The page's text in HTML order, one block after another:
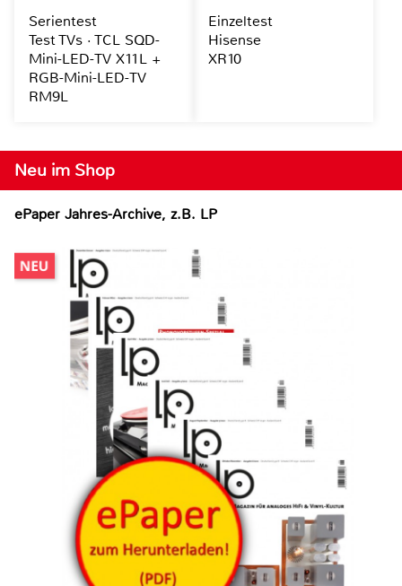
Neu im Shop
ePaper Jahres-Archive, z.B. LP
Serientest
Test TVs · TCL SQD-
Mini-LED-TV X11L +
RGB-Mini-LED-TV
RM9L
Einzeltest
Hisense
XR10